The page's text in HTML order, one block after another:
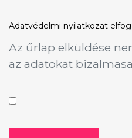
Adatvédelmi nyilatkozat
Az űrlap elküldése
az adatokat